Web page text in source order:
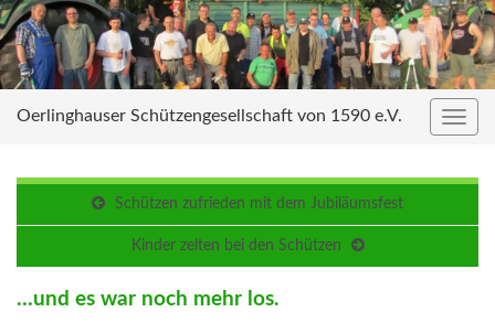
Oerlinghauser Schützengesellschaft von 1590 e.V.
Schützen zufrieden mit dem Jubiläumsfest
Kinder zelten bei den Schützen
…und es war noch mehr los.